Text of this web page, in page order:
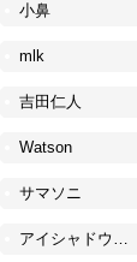
小鼻
mlk
吉田仁人
Watson
サマソニ
アイシャドウベース